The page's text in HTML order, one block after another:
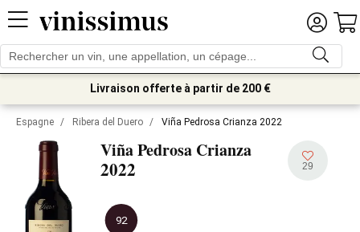
Livraison offerte à partir de 200 €
Espagne / Ribera del Duero / Viña Pedrosa Crianza 2022
Viña Pedrosa Crianza
2022 29
92